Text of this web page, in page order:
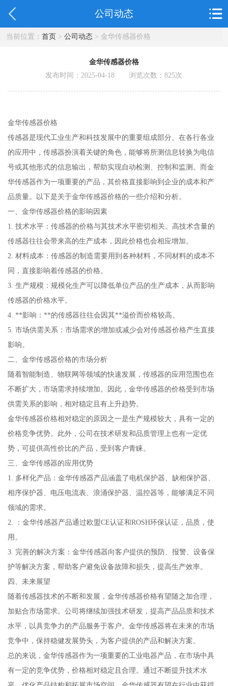
公司动态
当前位置： 首页> 公司动态> 金华传感器价格
金华传感器价格
发布时间：2025-04-18 浏览次数：825次
金华传感器价格
传感器是现代工业生产和科技发展中的重要组成部分。在各行各业
的应用中，传感器扮演着关键的角色，能够将所测信息转换为电信
号或其他形式的信息输出，帮助实现自动检测、控制和监测。而金
华传感器作为一项重要的产品，其价格直接影响到企业的成本和产
品质量。以下是关于金华传感器价格的一些介绍和分析。
一、金华传感器价格的影响因素
1. 技术水平：传感器的价格与其技术水平密切相关。高技术含量的
传感器往往会带来高的生产成本，因此价格也会相应增加。
2. 材料成本：传感器的制造需要用到各种材料，不同材料的成本不
同，直接影响着传感器的价格。
3. 生产规模：规模化生产可以降低单位产品的生产成本，从而影响
传感器的价格水平。
4. **影响：**的传感器往往会因其**溢价而价格较高。
5. 市场供需关系：市场需求的增加或减少会对传感器价格产生直接
影响。
二、金华传感器价格的市场分析
随着智能制造、物联网等领域的快速发展，传感器的应用范围也在
不断扩大，市场需求持续增加。因此，金华传感器的价格受到市场
供需关系的影响，相对稳定且有上升趋势。
金华传感器价格相对稳定的原因之一是生产规模较大，具有一定的
价格竞争优势。此外，公司在技术研发和品质管理上也有一定优
势，可提供高性价比的产品，受到客户青睐。
三、金华传感器的应用优势
1. 多样化产品：金华传感器产品涵盖了电机保护器、缺相保护器、
相序保护器、电压电流表、浪涌保护器、温控器等，能够满足不同
领域的需求。
2. ：金华传感器产品通过欧盟CE认证和ROSH环保认证，品质，使
用。
3. 完善的解决方案：金华传感器向客户提供的预防、报警、设备保
护等解决方案，帮助客户避免设备故障和损失，提高生产效率。
四、未来展望
随着传感器技术的不断和发展，金华传感器价格有望随之加合理，
加贴合市场需求。公司将继续加强技术研发，提高产品品质和技术
水平，以具竞争力的产品服务于客户。金华传感器将在未来的市场
竞争中，保持稳健发展势头，为客户提供的产品和解决方案。
总的来说，金华传感器作为一项重要的工业电器产品，在市场中具
有一定的竞争优势，价格相对稳定且合理。通过不断提升技术水